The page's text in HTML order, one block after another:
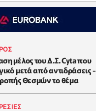
μέλος του Δ.Σ. Cyta που
μετά από αντιδράσεις -
Θεσμών το θέμα